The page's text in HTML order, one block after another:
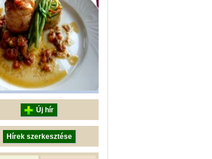
Új hír
Hírek szerkesztése